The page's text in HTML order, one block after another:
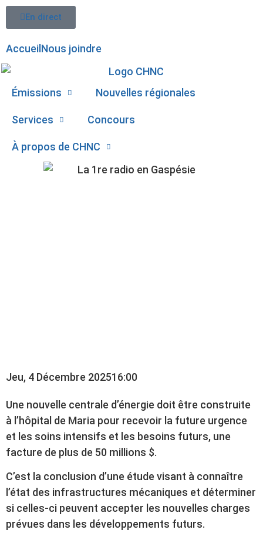
En direct
Accueil Nous joindre
Émissions Nouvelles régionales
Services Concours
À propos de CHNC
Jeu, 4 Décembre 202516:00
Une nouvelle centrale d’énergie doit être construite
à l’hôpital de Maria pour recevoir la future urgence
et les soins intensifs et les besoins futurs, une
facture de plus de 50 millions $.
C’est la conclusion d’une étude visant à connaître
l’état des infrastructures mécaniques et déterminer
si celles-ci peuvent accepter les nouvelles charges
prévues dans les développements futurs.